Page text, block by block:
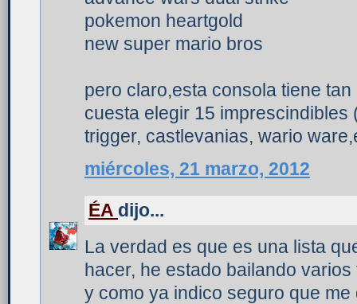
pokemon heartgold
new super mario bros
pero claro,esta consola tiene
cuesta elegir 15 imprescindibles
trigger, castlevanias, wario
miércoles, 21 marzo, 2012
ÉA dijo...
La verdad es que es una lista
hacer, he estado bailando
y como ya indico seguro que